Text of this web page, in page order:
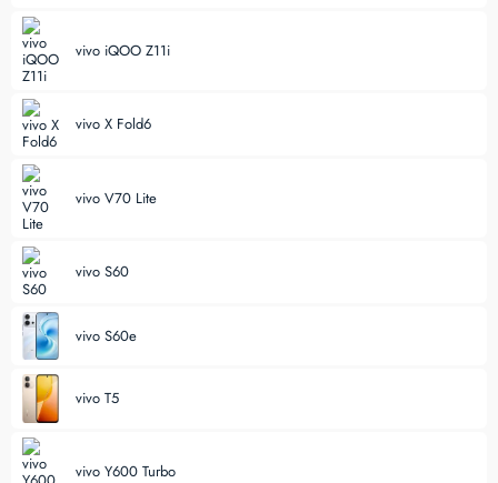
vivo iQOO Z11i
vivo X Fold6
vivo V70 Lite
vivo S60
vivo S60e
vivo T5
vivo Y600 Turbo